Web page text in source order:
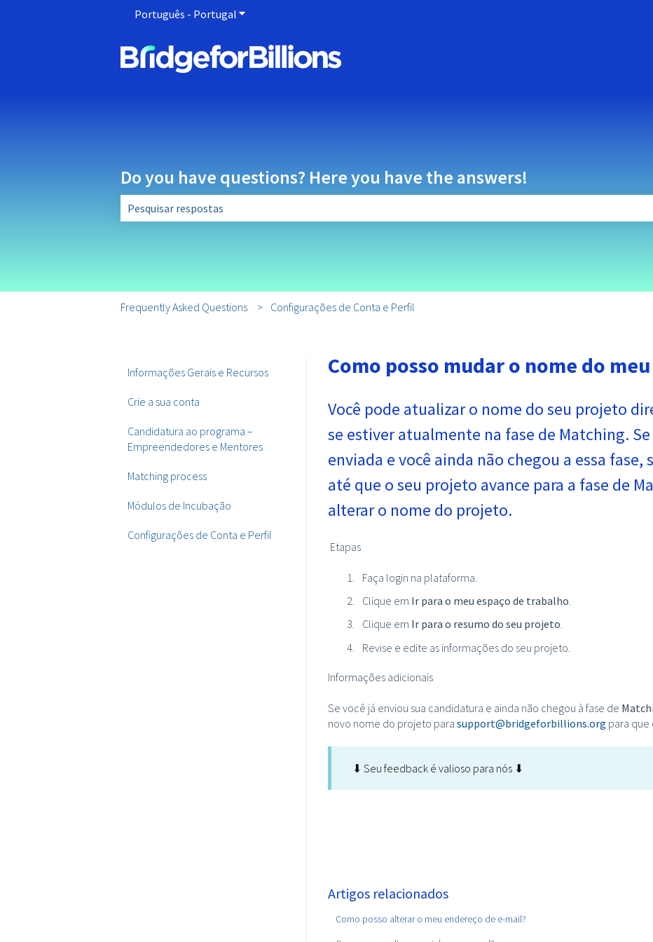
Português - Portugal Mostrar submenu para traduções
Do you have questions? Here you have the answers!
Frequently Asked Questions Configurações de Conta e Perfil
Como posso mudar o nome do
Você pode atualizar o nome do seu projeto
se estiver atualmente na fase de Matching.
enviada e você ainda não chegou a essa fase,
até que o seu projeto avance para a fase de
alterar o nome do projeto.
Etapas
Faça login na plataforma.
Clique em Ir para o meu espaço de trabalho.
Clique em Ir para o resumo do seu projeto.
Revise e edite as informações do seu projeto.
Informações adicionais
Se você já enviou sua candidatura e ainda não chegou à fase de
novo nome do projeto para support@bridgeforbillions.org para que
⬇ Seu feedback é valioso para nós ⬇
Artigos relacionados
Como posso alterar o meu endereço de e-mail?
Informações Gerais e Recursos
Crie a sua conta
Candidatura ao programa –
Empreendedores e Mentores
Matching process
Módulos de Incubação
Configurações de Conta e Perfil